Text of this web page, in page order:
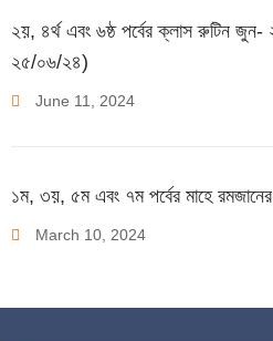
২য়, ৪র্থ এবং ৬ষ্ঠ পর্বের ক্লাস রুটিন
২৫/০৬/২৪)
June 11 2024
১ম, ৩য়, ৫ম এবং ৭ম পর্বের মাহে
March 10 2024